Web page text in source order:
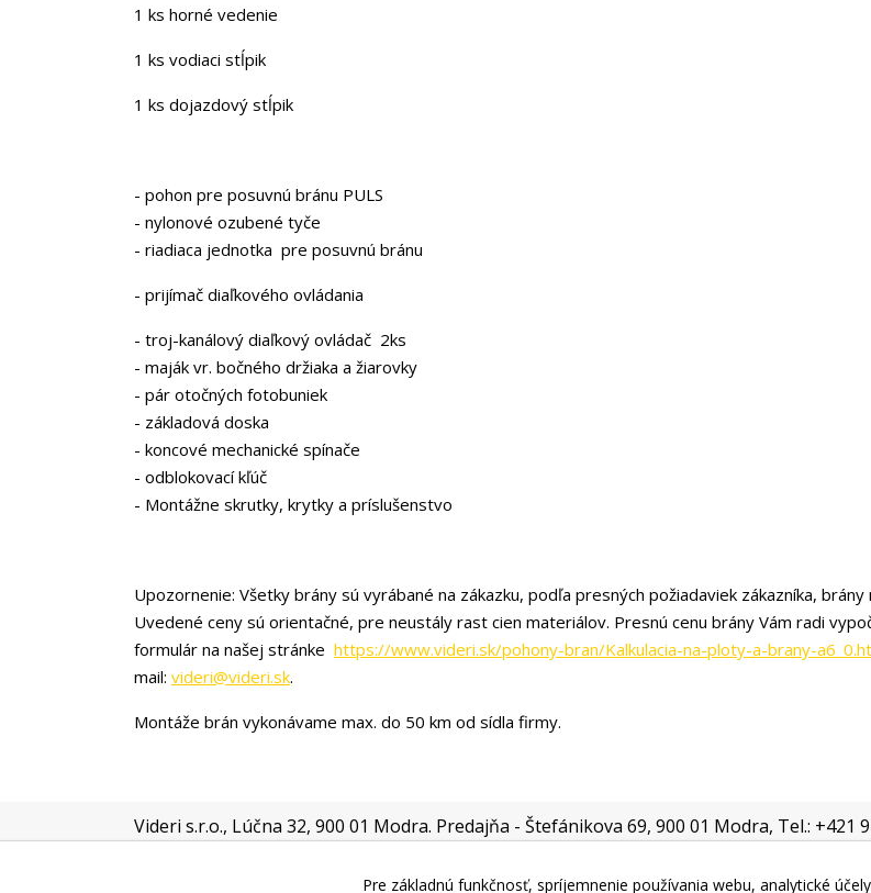
1 ks horné vedenie
1 ks vodiaci stĺpik
1 ks dojazdový stĺpik
- pohon pre posuvnú bránu PULS
- nylonové ozubené tyče
- riadiaca jednotka pre posuvnú bránu
- prijímač diaľkového ovládania
- troj-kanálový diaľkový ovládač 2ks
- maják vr. bočného držiaka a žiarovky
- pár otočných fotobuniek
- základová doska
- koncové mechanické spínače
- odblokovací kľúč
- Montážne skrutky, krytky a príslušenstvo
Upozornenie: Všetky brány sú vyrábané na zákazku, podľa presných požiadaviek zákazníka, brány
Uvedené ceny sú orientačné, pre neustály rast cien materiálov. Presnú cenu brány Vám radi
formulár na našej stránke https://www.videri.sk/pohony-bran/Kalkulacia-na-ploty-a-brany-
mail: videri@videri.sk.
Montáže brán vykonávame max. do 50 km od sídla firmy.
Videri s.r.o., Lúčna 32, 900 01 Modra. Predajňa - Štefánikova 69, 900 01 Modra, Tel.: +421
Pre základnú funkčnosť, spríjemnenie používania webu, analytické